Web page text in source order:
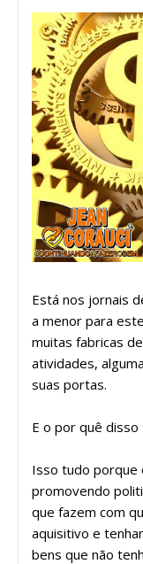
Está nos jornais
a menor para
muitas fabricas
atividades,
suas portas.
E o por quê disso
Isso tudo porque
promovendo
que fazem com
aquisitivo e
bens que não